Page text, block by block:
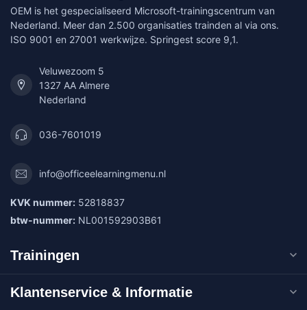
OEM is het gespecialiseerd Microsoft-trainingscentrum van
Nederland. Meer dan 2.500 organisaties trainden al via ons.
ISO 9001 en 27001 werkwijze. Springest score 9,1.
Veluwezoom 5
1327 AA Almere
Nederland
036-7601019
info@officeelearningmenu.nl
KVK nummer: 52818837
btw-nummer: NL001592903B61
Trainingen
Klantenservice & Informatie